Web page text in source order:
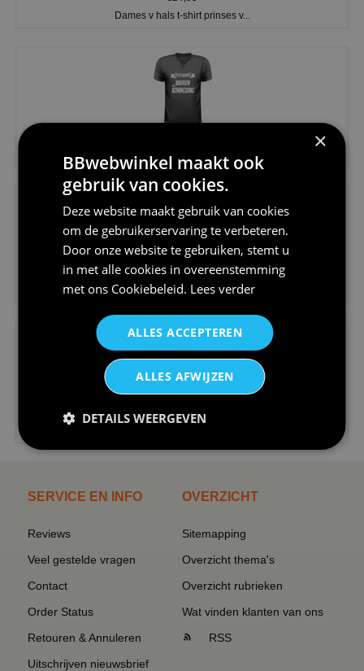
Dames v hals t-shirt prinses v...
Koningsdag shirt heren v-hals ...
€24,95
V-hals shirt rood wit blauw st...
€24,95
SERVICE EN INFO
Reviews
Veel gestelde vragen
Contact
Order Status
Retouren & Annuleren
Uitschrijven nieuwsbrief
OVERZICHT
Sitemapping
Overzicht thema's
Overzicht rubrieken
Wat vinden klanten van ons
RSS
×
BBwebwinkel maakt ook
gebruik van cookies.
Deze website maakt gebruik van cookies
om de gebruikerservaring te verbeteren.
Door onze website te gebruiken, stemt u
in met alle cookies in overeenstemming
met ons Cookiebeleid. Lees verder
ALLES ACCEPTEREN
ALLES AFWIJZEN
DETAILS WEERGEVEN